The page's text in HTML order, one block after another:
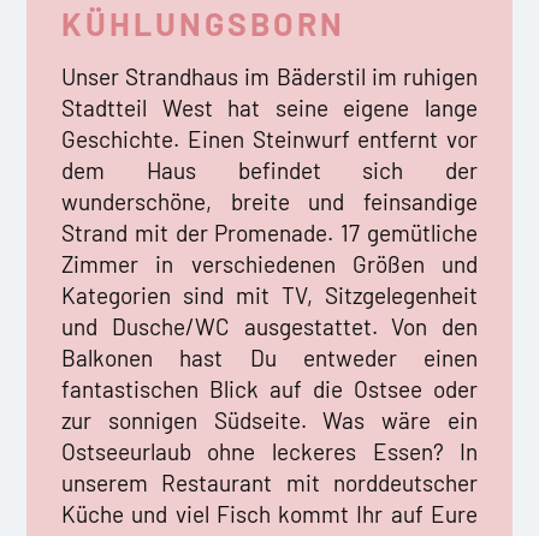
KÜHLUNGSBORN
Unser Strandhaus im Bäderstil im ruhigen
Stadtteil West hat seine eigene lange
Geschichte. Einen Steinwurf entfernt vor
dem Haus befindet sich der
wunderschöne, breite und feinsandige
Strand mit der Promenade. 17 gemütliche
Zimmer in verschiedenen Größen und
Kategorien sind mit TV, Sitzgelegenheit
und Dusche/WC ausgestattet. Von den
Balkonen hast Du entweder einen
fantastischen Blick auf die Ostsee oder
zur sonnigen Südseite. Was wäre ein
Ostseeurlaub ohne leckeres Essen? In
unserem Restaurant mit norddeutscher
Küche und viel Fisch kommt Ihr auf Eure